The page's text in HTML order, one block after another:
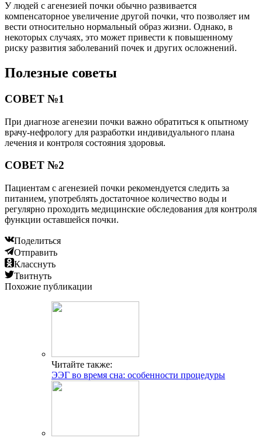
У людей с агенезией почки обычно развивается
компенсаторное увеличение другой почки, что позволяет им
вести относительно нормальный образ жизни. Однако, в
некоторых случаях, это может привести к повышенному
риску развития заболеваний почек и других осложнений.
Полезные советы
СОВЕТ №1
При диагнозе агенезии почки важно обратиться к опытному
врачу-нефрологу для разработки индивидуального плана
лечения и контроля состояния здоровья.
СОВЕТ №2
Пациентам с агенезией почки рекомендуется следить за
питанием, употреблять достаточное количество воды и
регулярно проходить медицинские обследования для контроля
функции оставшейся почки.
Поделиться
Отправить
Класснуть
Твитнуть
Похожие публикации
Читайте также:
ЭЭГ во время сна: особенности процедуры